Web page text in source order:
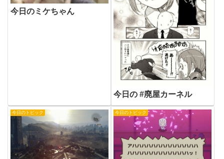
今日のミケちゃん
今日の #廃屋カーネル
今日のトピック 今日のトピック